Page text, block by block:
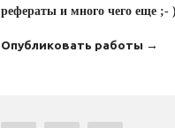
рефераты и много чего еще ;- )
Опубликовать работы →